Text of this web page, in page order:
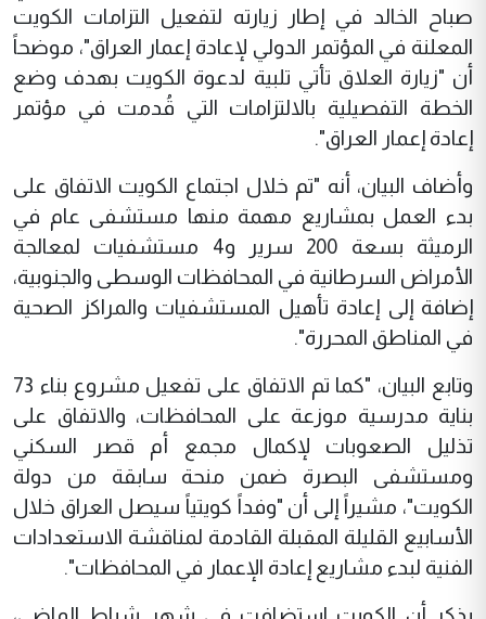
صباح الخالد في إطار زيارته لتفعيل التزامات الكويت
المعلنة في المؤتمر الدولي لإعادة إعمار العراق"، موضحاً
أن "زيارة العلاق تأتي تلبية لدعوة الكويت بهدف وضع
الخطة التفصيلية بالالتزامات التي قُدمت في مؤتمر
إعادة إعمار العراق".
وأضاف البيان، أنه "تم خلال اجتماع الكويت الاتفاق على
بدء العمل بمشاريع مهمة منها مستشفى عام في
الرميثة بسعة 200 سرير و4 مستشفيات لمعالجة
الأمراض السرطانية في المحافظات الوسطى والجنوبية،
إضافة إلى إعادة تأهيل المستشفيات والمراكز الصحية
في المناطق المحررة".
وتابع البيان، "كما تم الاتفاق على تفعيل مشروع بناء 73
بناية مدرسية موزعة على المحافظات، والاتفاق على
تذليل الصعوبات لإكمال مجمع أم قصر السكني
ومستشفى البصرة ضمن منحة سابقة من دولة
الكويت"، مشيراً إلى أن "وفداً كويتياً سيصل العراق خلال
الأسابيع القليلة المقبلة القادمة لمناقشة الاستعدادات
الفنية لبدء مشاريع إعادة الإعمار في المحافظات".